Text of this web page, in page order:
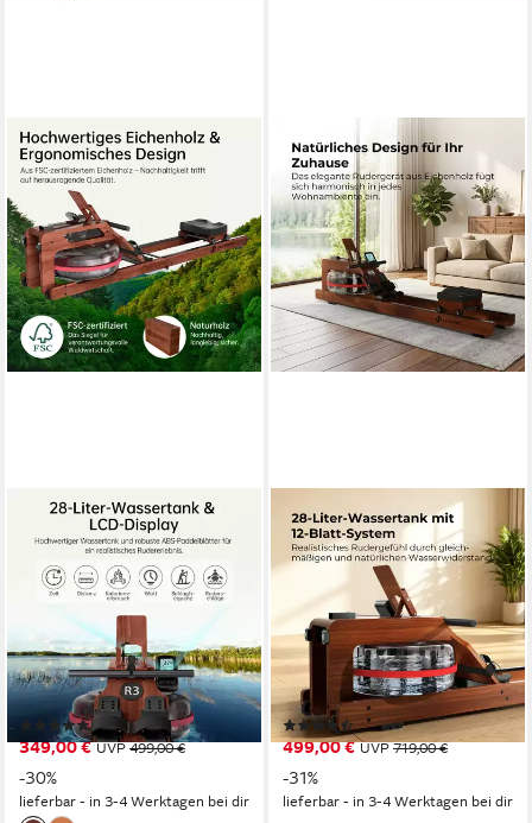
JASPORT
Rudergerät R3 Wasser-
Rudergerät klappbar
Eichenholz LCD-Display
Kinomap
150,00 kg max. Benutzergewicht
205,00 cm max. Körpergröße
199,00 cm Sitzschienenlänge
(17)
349,00 € UVP 499,00 €
-30%
lieferbar - in 3-4 Werktagen bei dir
JASPORT
Rudergerät R1E mit
Wasserwiderstand aus Eiche
für Zuhause, Kinomap, 28 L,
150 kg
150,00 kg max. Benutzergewicht
200 cm
max. Körpergröße
210 cm
Sitzschienenlänge
(16)
499,00 € UVP 719,00 €
-31%
lieferbar - in 3-4 Werktagen bei dir